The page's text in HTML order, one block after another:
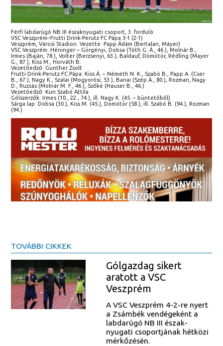
Férfi labdarúgó NB III északnyugati csoport, 3. forduló:
VSC Veszprém–Frutti Drink-Perutz FC Pápa 3-1 (2-1)
Veszprém, Városi Stadion. Vezette: Papp Ádám (Bertalan, Máyer)
VSC Veszprém: Héninger – Görgényi, Dobsa (Tóth G. Á., 46.), Molnár B.,
Irmes (Baján, 78.), Volter (Berzsenyi, 63.), Baldauf, Dömötör, Rédling (Mayer
G., 87.), Kiss M., Horváth B.
Vezetőedző: Gunther Zsolt
Frutti Drink-Perutz FC Pápa: Kiss Á. – Németh N. K., Szabó B., Papp A. (Cser
B., 67.), Nagy K., Szalai (Mogyorósi, 53.), Banai (Szép Á., 80.), Rozman, Nagy
D., Ruzsás (Molnár M. F., 46.), Szőke (Hauser B., 46.)
Vezetőedző: Kun Szabó Attila
Gólszerzők: Irmes (10., 22., 74.), ill. Nagy K. (45. – büntetőből)
Sárga lap: Dobsa (30.), Kiss M. (45.), Dömötör (58.), ill. Szabó B. (94.), Rozman
(94.)
TOVÁBBI CIKKEK
Gólgazdag sikert
aratott a VSC
Veszprém
A VSC Veszprém 4-2-re nyert
a Zsámbék vendégeként a
labdarúgó NB III észak-
nyugati csoportjának hétközi
mérkőzésén.